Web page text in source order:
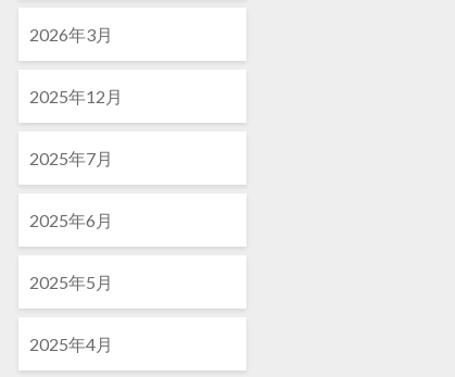
2026年3月
2025年12月
2025年7月
2025年6月
2025年5月
2025年4月